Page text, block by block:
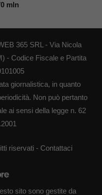
mln
365 SRL - Via Nicola
- Codice Fiscale e Partita
giornalistica, in quanto
Non può pertanto
ai sensi della legge n. 62
riservati - Contattaci
sito sono gestite da